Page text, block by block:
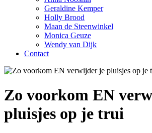
Geraldine Kemper
Holly Brood
Maan de Steenwinkel
Monica Geuze
Wendy van Dijk
Contact
Zo voorkom EN
pluisjes op je trui